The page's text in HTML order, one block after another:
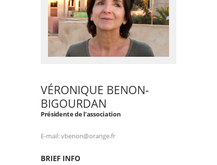
VÉRONIQUE BENON-
BIGOURDAN
Présidente de l’association
E-mail: vbenon@orange.fr
BRIEF INFO